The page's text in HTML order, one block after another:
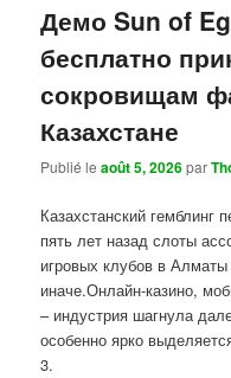
Демо Sun of
бесплатно
сокровищам
Казахстане
Publié leaoût 5, 2026par
Казахстанский
пять лет назад слоты
игровых клубов в
иначе.Онлайн-казино,
– индустрия шагнула
особенно ярко
3.